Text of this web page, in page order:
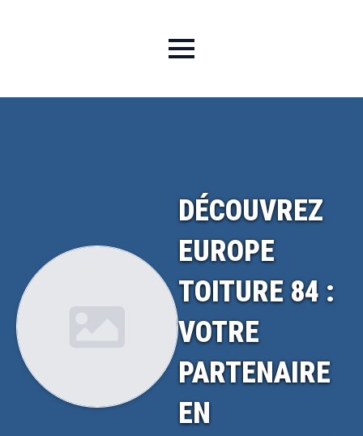
DÉCOUVREZ
EUROPE
TOITURE 84 :
VOTRE
PARTENAIRE
EN